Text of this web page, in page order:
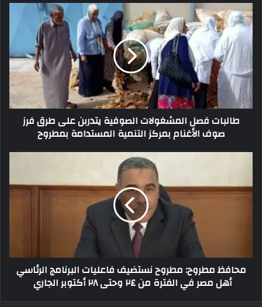
طالبات فصل المشغولات الصوفية يتدربن على طرق فرز
صوف الأغنام بمركز التنمية المستدامة بمطروح
محافظ مطروح: مطروح نستضيف فاعليات البرنامج الرئاسي
أهل مصر في الفترة من ٢٤ وحتى ٢٨ أكتوبر الجاري